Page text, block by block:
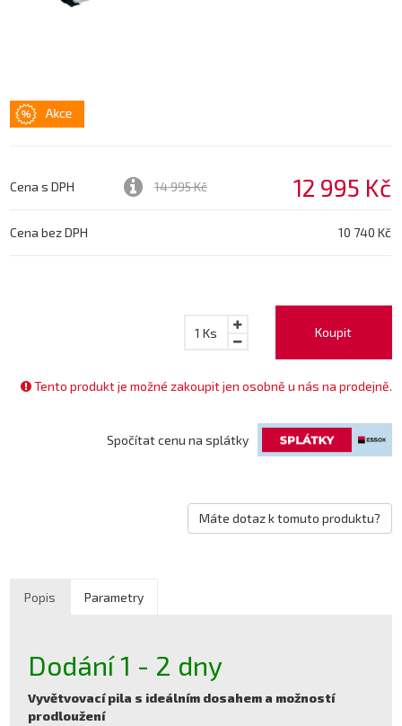
Cena s DPH 14 995 Kč 12 995 Kč
Cena bez DPH 10 740 Kč
Koupit
1 Ks
Tento produkt je možné zakoupit jen osobně u nás na prodejně.
Spočítat cenu na splátky
Máte dotaz k tomuto produktu?
Popis Parametry
Dodání 1 - 2 dny
Vyvětvovací pila s ideálním dosahem a možností
prodloužení